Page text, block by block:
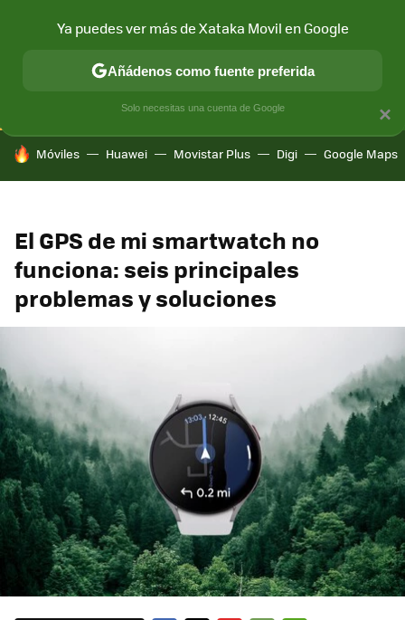
CONECTIVIDAD MÓVIL Y SOCIEDAD APLICACIONES
HOY SE HABLA DE
Móviles Huawei Movistar Plus Digi Google Maps
El GPS de mi smartwatch no
funciona: seis principales
problemas y soluciones
×
Ya puedes ver más de Xataka Movil en Google
Añádenos como fuente preferida
Solo necesitas una cuenta de Google